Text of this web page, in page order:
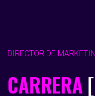
DIRECTOR DE
CARRERA